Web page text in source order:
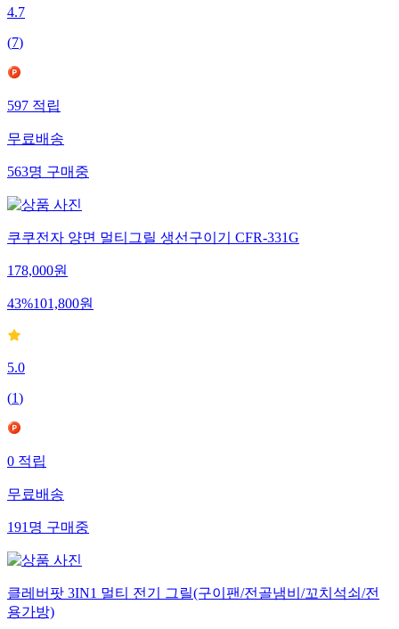
4.7
(7)
597적립
무료배송
563명구매중
쿠쿠전자 양면 멀티그릴 생선구이기 CFR-331G
178,000원
43%101,800원
5.0
(1)
0적립
무료배송
191명구매중
클레버팟 3IN1 멀티 전기 그릴(구이팬/전골냄비/꼬치석쇠/전
용가방)